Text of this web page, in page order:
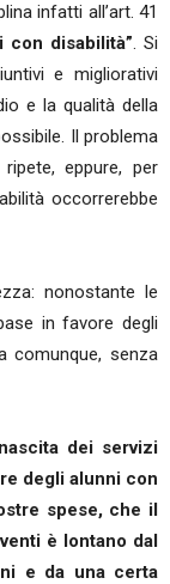
infatti all’art. 41
con disabilità”. Si
e migliorativi
e la qualità della
Il problema
eppure, per
occorrerebbe
nonostante le
in favore degli
comunque, senza
dei servizi
degli alunni con
spese, che il
è lontano dal
e da una certa